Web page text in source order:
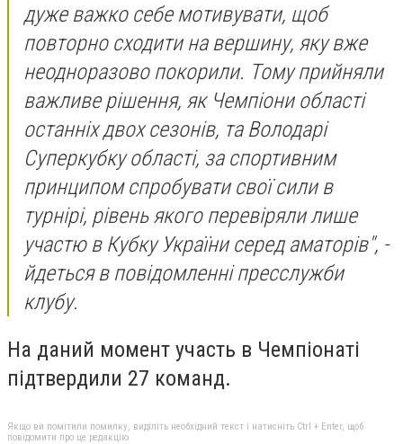
дуже важко себе мотивувати, щоб
повторно сходити на вершину, яку вже
неодноразово покорили. Тому прийняли
важливе рішення, як Чемпіони області
останніх двох сезонів, та Володарі
Суперкубку області, за спортивним
принципом спробувати свої сили в
турнірі, рівень якого перевіряли лише
участю в Кубку України серед аматорів", -
йдеться в повідомленні пресслужби
клубу.
На даний момент участь в Чемпіонаті
підтвердили 27 команд.
Якщо ви помітили помилку, виділіть необхідний текст і натисніть Ctrl + Enter, щоб
повідомити про це редакцію